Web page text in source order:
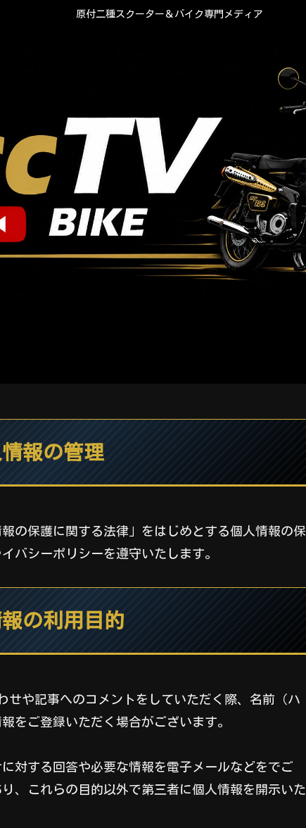
原付二種スクーター＆バイク専門メディア
報の管理
の保護に関する法律」をはじめとする個人情報の保
バシーポリシーを遵守いたします。
の利用目的
せや記事へのコメントをしていただく際、名前（ハ
をご登録いただく場合がございます。
対する回答や必要な情報を電子メールなどをでご
、これらの目的以外で第三者に個人情報を開示いた